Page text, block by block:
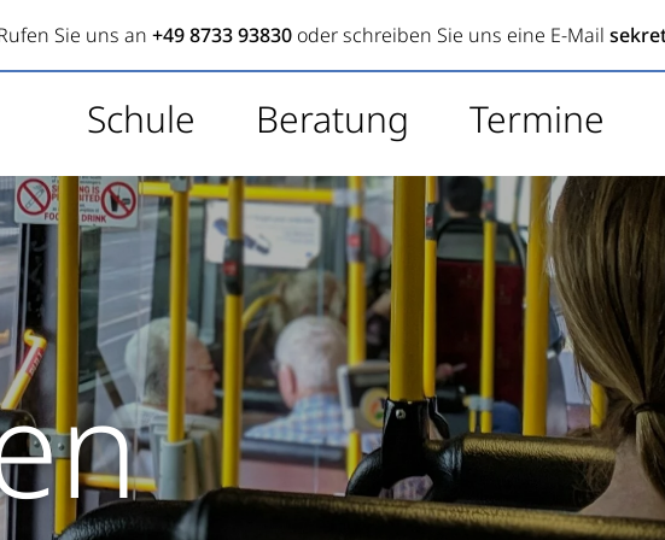
Sie uns an +49 8733 93830 oder schreiben Sie uns eine E-Mail
Schule Beratung Termine